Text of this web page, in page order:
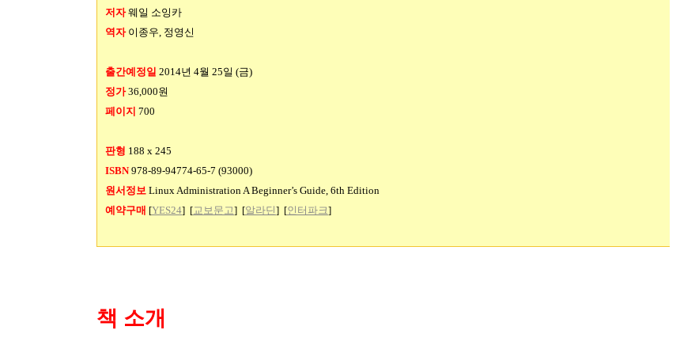
저자웨일 소잉카
역자 이종우, 정영신
출간예정일 2014년 4월 25일 (금)
정가 36,000원
페이지 700
판형 188 x 245
ISBN978-89-94774-65-7 (93000)
원서정보 Linux Administration A Beginner’s Guide, 6th Edition
예약구매 [YES24] [교보문고] [알라딘] [인터파크]
책 소개